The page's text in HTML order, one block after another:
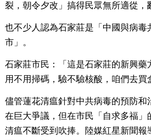
裂，朝令夕改」搞得民眾無所適從，
也不少人認為石家莊是「中國與病毒
市」。
石家莊市民：「這是石家莊的新興藥
用不用掃碼，驗不驗核酸，咱們去買
儘管蓮花清瘟針對中共病毒的預防和
在巨大爭議，但在市民「自求多福」
清瘟不斷受到吹捧。陸媒紅星新聞報